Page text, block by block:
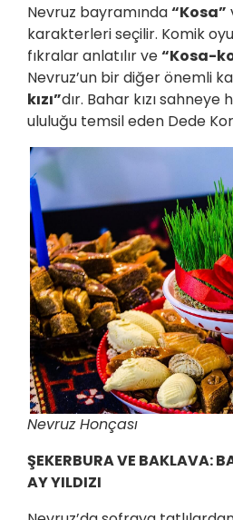
Nevruz bayramında“Kosa”
karakterleri seçilir. Komik
fıkralar anlatılır ve“Kosa-
Nevruz’un bir diğer önemli
kızı”dır. Bahar kızı sahneye
ululuğu temsil eden Dede
Nevruz Honçası
ŞEKERBURA VE BAKLAVA:
AY YILDIZI